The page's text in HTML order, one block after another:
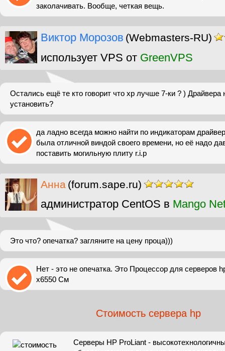
заколачивать. Вообще, четкая вещь.
Виктор Морозов (Webmasters-RU)
использует VPS от GreenVPS
Остались ещё те кто говорит что xp лучше 7-ки ? ) Драйвера
установить?
да ладно всегда можно найти по индикаторам
была отличной виндой своего времени, но её надо
поставить могильную плиту r.i.p
Анна (forum.sape.ru)
администратор CentOS в Mango
Это что? опечатка? загляните на цену проца)))
Нет - это не опечатка. Это Процессор для серверов
x6550 См
Стоимость сервера hp
Серверы HP ProLiant -